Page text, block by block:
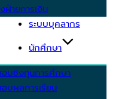
ฝ่ายการเงิน
ระบบบุคลากร
นักศึกษา
บชิงทุนการศึกษา
บผลการเรียน